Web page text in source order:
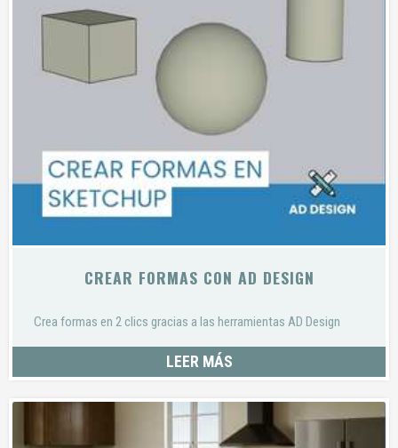
CREAR FORMAS CON AD DESIGN
Crea formas en 2 clics gracias a las herramientas AD Design
LEER MÁS